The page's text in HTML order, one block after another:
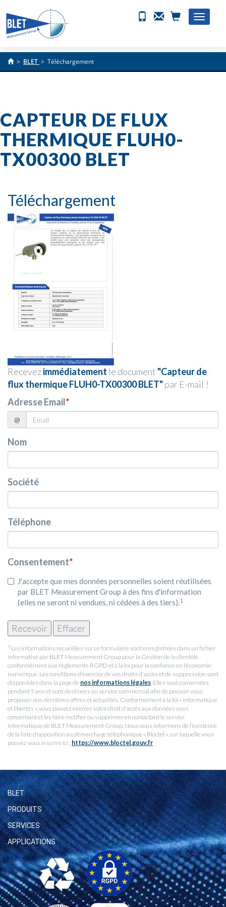
Toggle
> BLET > Téléchargement
CAPTEUR DE FLUX
THERMIQUE FLUH0-
TX00300 BLET
Téléchargement
Recevezimmédiatement le document "Capteur de
flux thermique FLUH0-TX00300 BLET"par E-mail !
Adresse Email*
@
Nom
Société
Téléphone
Consentement*
J'accepte que mes données personnelles soient réutilisées
par BLET Measurement Group à des fins d'information
(elles ne seront ni vendues, ni cédées à des tiers).1
1 Les informations recueillies sur ce formulaire sont enregistrées dans un fichier
informatisé par BLET Measurement Group pour la Gestion de la clientèle
conformément aux règlements RGPD et à la loi pour la confiance en l'économie
numérique. Les conditions d'exercice de vos droits d'accès et de suppression sont
disponibles dans la page de nos informations légales. Elles sont conservées
pendant 5 ans et sont destinées au service commercial afin de pouvoir vous
proposer nos dernières offres et actualités. Conformément à la loi « informatique
et libertés », vous pouvez exercer votre droit d'accès aux données vous
concernant et les faire rectifier ou supprimer en contactant le service
informatique de BLET Measurement Group. Nous vous informons de l'existence
de la liste d'opposition au démarchage téléphonique « Bloctel », sur laquelle vous
pouvez vous inscrire ici : https://www.bloctel.gouv.fr
BLET
PRODUITS
SERVICES
APPLICATIONS